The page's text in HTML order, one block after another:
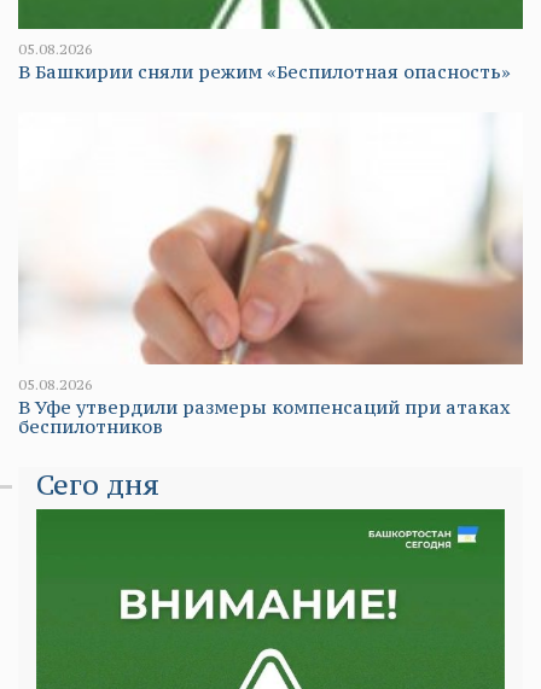
05.08.2026
В Башкирии сняли режим «Беспилотная опасность»
05.08.2026
В Уфе утвердили размеры компенсаций при атаках
беспилотников
Сего дня